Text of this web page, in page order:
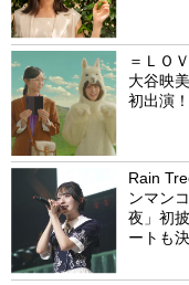
＝ＬＯ
大谷映
初出演！
Rain
ンマン
夜」初
ートも